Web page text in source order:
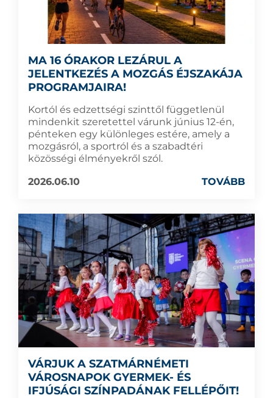
MA 16 ÓRAKOR LEZÁRUL A
JELENTKEZÉS A MOZGÁS ÉJSZAKÁJA
PROGRAMJAIRA!
Kortól és edzettségi szinttől függetlenül
mindenkit szeretettel várunk június 12-én,
pénteken egy különleges estére, amely a
mozgásról, a sportról és a szabadtéri
közösségi élményekről szól.
2026.06.10
TOVÁBB
VÁRJUK A SZATMÁRNÉMETI
VÁROSNAPOK GYERMEK- ÉS
IFJÚSÁGI SZÍNPADÁNAK FELLÉPŐIT!